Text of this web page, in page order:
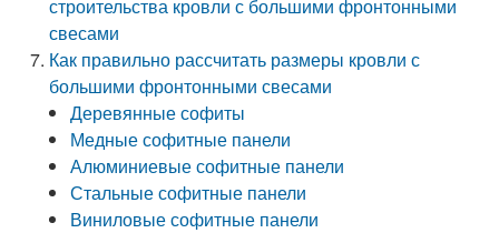
строительства кровли с большими фронтонными
свесами
Как правильно рассчитать размеры кровли с
большими фронтонными свесами
Деревянные софиты
Медные софитные панели
Алюминиевые софитные панели
Стальные софитные панели
Виниловые софитные панели